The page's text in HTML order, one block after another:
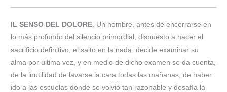
IL SENSO DEL DOLORE . Un hombre, antes de encerrarse en
lo más profundo del silencio primordial, dispuesto a hacer el
sacrificio definitivo, el salto en la nada, decide examinar su
alma por última vez, y en medio de dicho examen se da cuenta,
de la inutilidad de lavarse la cara todas las mañanas, de haber
ido a las escuelas donde se volvió tan razonable y desafía la